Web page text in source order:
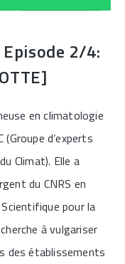
2/4:
en climatologie
d’experts
Climat). Elle a
du CNRS en
pour la
à vulgariser
des établissements